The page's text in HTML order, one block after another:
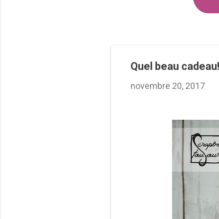
Quel beau cadeau!
novembre 20, 2017